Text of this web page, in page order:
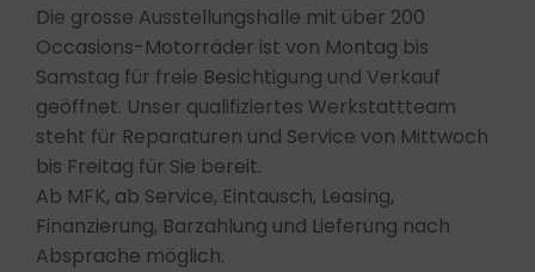
Die grosse Ausstellungshalle mit über 200
Occasions-Motorräder ist von Montag bis
Samstag für freie Besichtigung und Verkauf
geöffnet. Unser qualifiziertes Werkstattteam
steht für Reparaturen und Service von Mittwoch
bis Freitag für Sie bereit.
Ab MFK, ab Service, Eintausch, Leasing,
Finanzierung, Barzahlung und Lieferung nach
Absprache möglich.